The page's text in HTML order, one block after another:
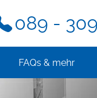
089 -
FAQs & mehr